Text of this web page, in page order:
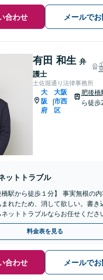
合わせ メールで
有田 和生 弁
護士
土佐堀通り法律事務所
大
阪
府
|
大阪
市西
区
肥後橋
ら徒歩
ットトラブル
橋駅から徒歩１分】 事実無根の
れたため、消して欲しい。書き
ットトラブルならお任せくださ
も【メール／ビデオ相談可】
料金表を見る
合わせ メールで